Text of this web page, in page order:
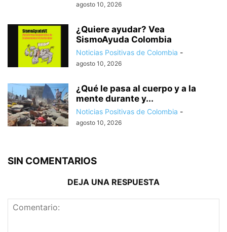
agosto 10, 2026
¿Quiere ayudar? Vea
SismoAyuda Colombia
Noticias Positivas de Colombia -
agosto 10, 2026
¿Qué le pasa al cuerpo y a la
mente durante y...
Noticias Positivas de Colombia -
agosto 10, 2026
SIN COMENTARIOS
DEJA UNA RESPUESTA